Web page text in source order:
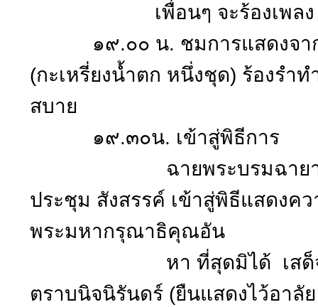
เพื่อนๆ จะร้องเพลง รำว
๑๙.๐๐ น. ชมการแสดงจาก
(กะเหรี่ยงน้ำตก หนึ่งชุด) ร้องรำ
สบาย
๑๙.๓๐น. เข้าสู่พิธีการ
ฉายพระบรมฉายาลักษ
ประชุม สังสรรค์ เข้าสู่พิธีแสดงค
พระมหากรุณาธิคุณอัน
หา ที่สุดมิได้ เสด็จสู่สว
ตราบนิจนิรันดร์ (ยืนแสดงไว้อาลั